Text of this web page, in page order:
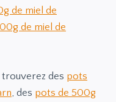
de miel de
de miel de
trouverez des pots
, des pots de 500g